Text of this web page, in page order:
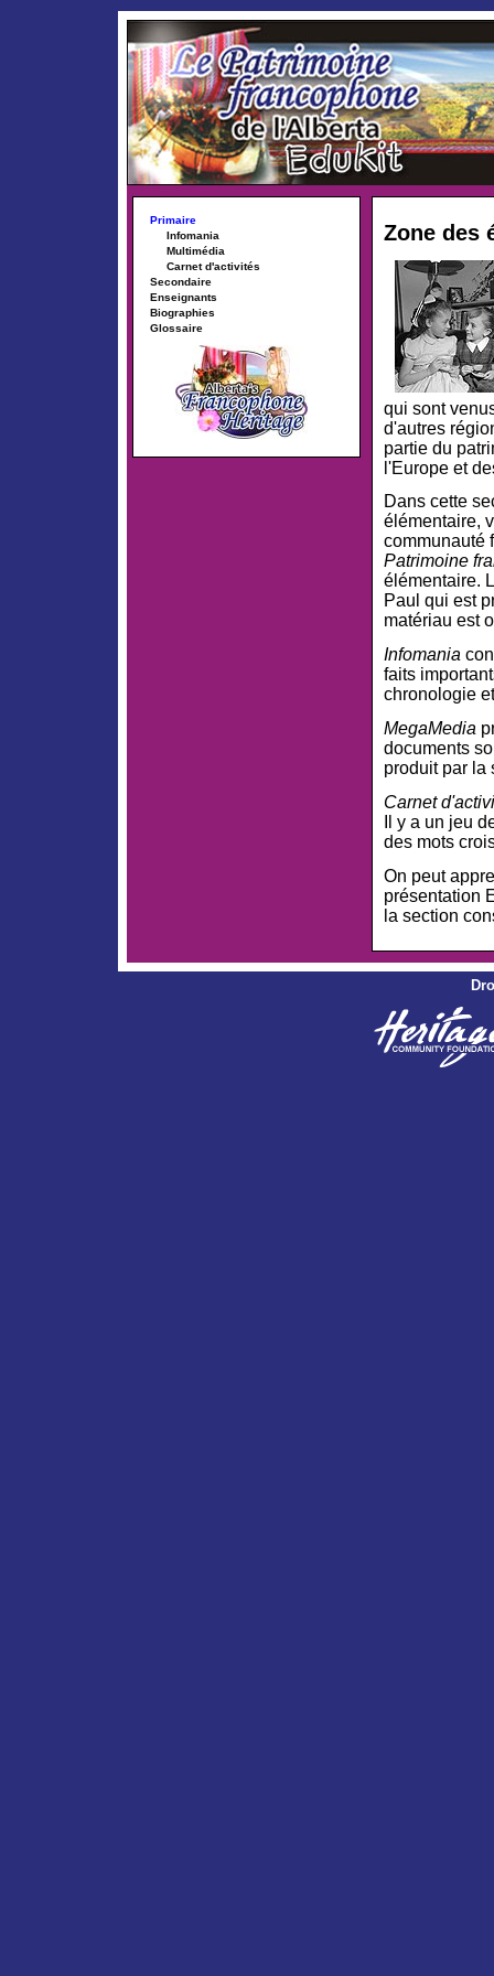
Primaire
Infomania
Multimédia
Carnet d'activités
Secondaire
Enseignants
Biographies
Glossaire
Zone des
qui sont
d'autres
partie du
l'Europe et
Dans cette
élémentaire,
communauté
Patrimoine
élémentaire.
Paul qui est
matériau est
Infomania
faits
chronologie
MegaMedia
documents
produit par la
Carnet
Il y a un jeu
des mots
On peut
présentation
la section